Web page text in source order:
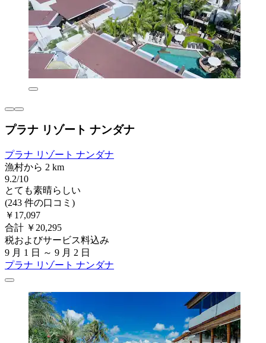
プラナ リゾート ナンダナ
プラナ リゾート ナンダナ
漁村から 2 km
9.2/10
とても素晴らしい
(243 件の口コミ)
￥17,097
合計 ￥20,295
税およびサービス料込み
9 月 1 日 ～ 9 月 2 日
プラナ リゾート ナンダナ